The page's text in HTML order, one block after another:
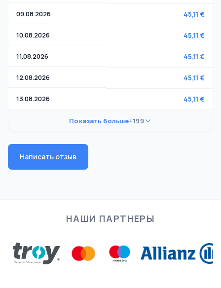
09.08.2026 45,11 €
10.08.2026 45,11 €
11.08.2026 45,11 €
12.08.2026 45,11 €
13.08.2026 45,11 €
Показать больше+199
Написать отзыв
НАШИ ПАРТНЕРЫ